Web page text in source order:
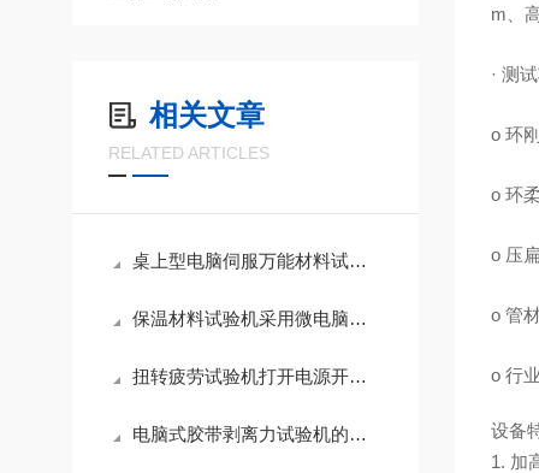
相关文章
RELATED ARTICLES
桌上型电脑伺服万能材料试验机使用注意事项
保温材料试验机采用微电脑自动控制和数据采集系统
扭转疲劳试验机打开电源开关设备没有反应怎么回事？
电脑式胶带剥离力试验机的调试以及操作方法
m、
· 测
o 环
o 环
o 压
o 管
o 行
设备
1. 加